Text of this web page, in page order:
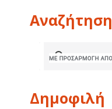
Αναζήτηση
Δημοφιλή